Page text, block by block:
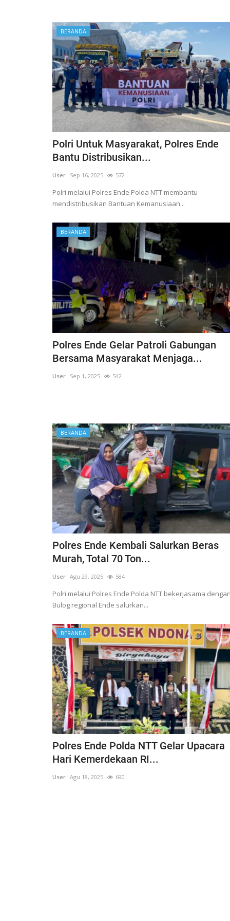
BERANDA
Polri Untuk Masyarakat, Polres Ende
Bantu Distribusikan...
User Sep 16, 2025 572
Polri melalui Polres Ende Polda NTT membantu
mendistribusikan Bantuan Kemanusiaan...
BERANDA
Polres Ende Gelar Patroli Gabungan
Bersama Masyarakat Menjaga...
User Sep 1, 2025 542
BERANDA
Polres Ende Kembali Salurkan Beras
Murah, Total 70 Ton...
User Agu 29, 2025 584
Polri melalui Polres Ende Polda NTT bekerjasama dengan
Bulog regional Ende salurkan...
BERANDA
Polres Ende Polda NTT Gelar Upacara
Hari Kemerdekaan RI...
User Agu 18, 2025 690
Polri melalui Polres Ende Polda NTT membantu
mendistribusikan Bantuan Kemanusiaan...